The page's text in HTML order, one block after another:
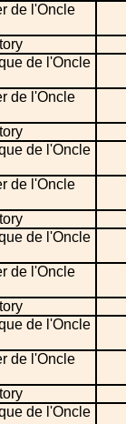
de l'Oncle
de l'Oncle
de l'Oncle
de l'Oncle
de l'Oncle
de l'Oncle
de l'Oncle
de l'Oncle
de l'Oncle
de l'Oncle